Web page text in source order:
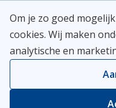
naar
inhoud
Meerlanden Logo
Kies je gemeente
Om je zo goed
cookies. Wij maken
analytische en